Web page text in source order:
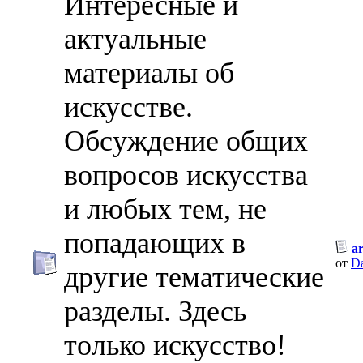
актуальные
материалы об
искусстве.
Обсуждение общих
вопросов искусства
и любых тем, не
попадающих в
другие тематические
разделы. Здесь
только искусство!
от